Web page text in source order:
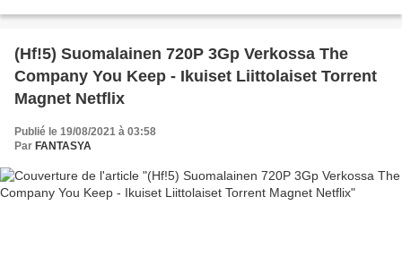
(Hf!5) Suomalainen 720P 3Gp Verkossa The
Company You Keep - Ikuiset Liittolaiset Torrent
Magnet Netflix
Publié le 19/08/2021 à 03:58
Par FANTASYA